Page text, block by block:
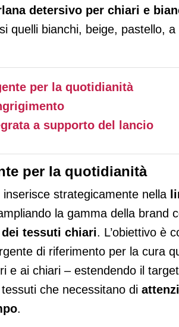
detersivo per chiari e
quelli bianchi, beige, pastello,
per la quotidianità
a supporto del lancio
per la quotidianità
strategicamente nella
la gamma della brand
tessuti chiari. L’obiettivo è
di riferimento per la cura
e ai chiari – estendendo il
che necessitano di
.